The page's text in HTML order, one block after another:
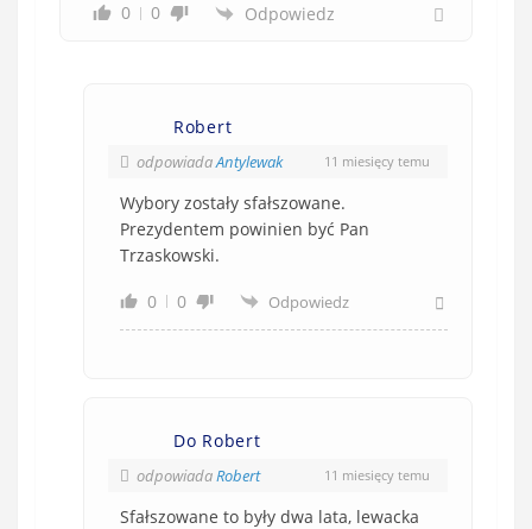
0 0 Odpowiedz
Robert
odpowiadaAntylewak 11 miesięcy temu
Wybory zostały sfałszowane.
Prezydentem powinien być Pan
Trzaskowski.
0 0 Odpowiedz
Do Robert
odpowiadaRobert 11 miesięcy temu
Sfałszowane to były dwa lata, lewacka